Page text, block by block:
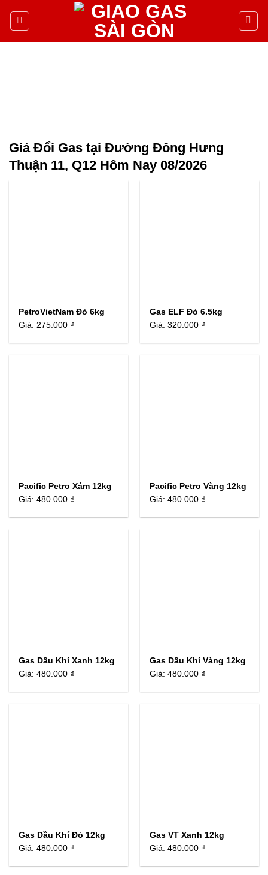
Giá Đổi Gas tại Đường Đông Hưng
Thuận 11, Q12 Hôm Nay 08/2026
PetroVietNam Đỏ 6kg
Giá:275.000 ₫
Gas ELF Đỏ 6.5kg
Giá:320.000 ₫
Pacific Petro Xám 12kg
Giá:480.000 ₫
Pacific Petro Vàng 12kg
Giá:480.000 ₫
Gas Dầu Khí Xanh 12kg
Giá:480.000 ₫
Gas Dầu Khí Vàng 12kg
Giá:480.000 ₫
Gas Dầu Khí Đỏ 12kg
Giá:480.000 ₫
Gas VT Xanh 12kg
Giá:480.000 ₫